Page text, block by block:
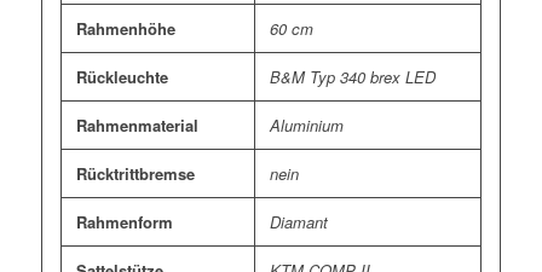
Rahmenhöhe 60 cm
Rückleuchte B&M Typ 340 brex LED
Rahmenmaterial Aluminium
Rücktrittbremse nein
Rahmenform Diamant